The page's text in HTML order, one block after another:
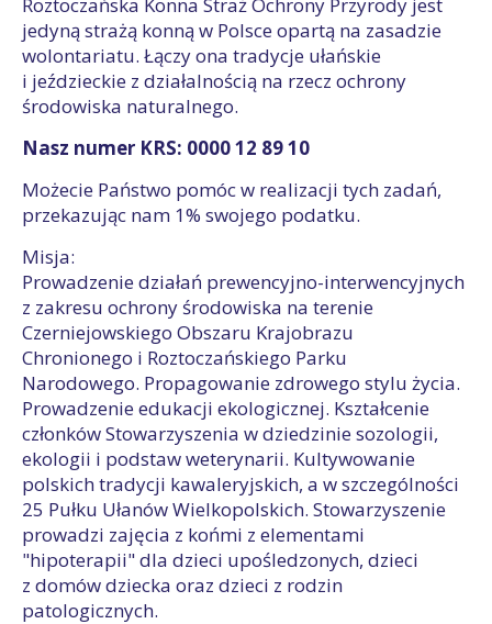
jedyną strażą konną w Polsce opartą na zasadzie
wolontariatu. Łączy ona tradycje ułańskie
i jeździeckie z działalnością na rzecz ochrony
środowiska naturalnego.
Nasz numer KRS: 0000 12 89 10
Możecie Państwo pomóc w realizacji tych zadań,
przekazując nam 1% swojego podatku.
Misja:
Prowadzenie działań prewencyjno-interwencyjnych
z zakresu ochrony środowiska na terenie
Czerniejowskiego Obszaru Krajobrazu
Chronionego i Roztoczańskiego Parku
Narodowego. Propagowanie zdrowego stylu życia.
Prowadzenie edukacji ekologicznej. Kształcenie
członków Stowarzyszenia w dziedzinie sozologii,
ekologii i podstaw weterynarii. Kultywowanie
polskich tradycji kawaleryjskich, a w szczególności
25 Pułku Ułanów Wielkopolskich. Stowarzyszenie
prowadzi zajęcia z końmi z elementami
"hipoterapii" dla dzieci upośledzonych, dzieci
z domów dziecka oraz dzieci z rodzin
patologicznych.